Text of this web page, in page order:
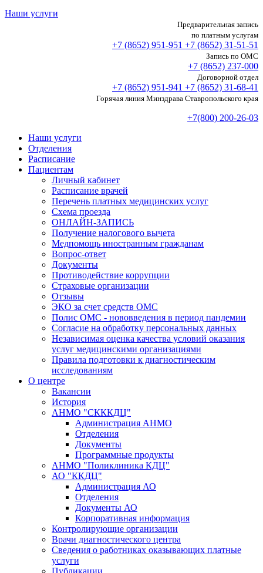
Наши услуги
Предварительная запись
по платным услугам
+7 (8652) 951-951 +7 (8652) 31-51-51
Запись по ОМС
+7 (8652) 237-000
Договорной отдел
+7 (8652) 951-941 +7 (8652) 31-68-41
Горячая линия Минздрава Ставропольского края
+7(800) 200-26-03
Наши услуги
Отделения
Расписание
Пациентам
Личный кабинет
Расписание врачей
Перечень платных медицинских услуг
Схема проезда
ОНЛАЙН-ЗАПИСЬ
Получение налогового вычета
Медпомощь иностранным гражданам
Вопрос-ответ
Документы
Противодействие коррупции
Страховые организации
Отзывы
ЭКО за счет средств ОМС
Полис ОМС - нововведения в период пандемии
Согласие на обработку персональных данных
Независимая оценка качества условий оказания
услуг медицинскими организациями
Правила подготовки к диагностическим
исследованиям
О центре
Вакансии
История
АНМО "СКККДЦ"
Администрация АНМО
Отделения
Документы
Программные продукты
АНМО "Поликлиника КДЦ"
АО "ККДЦ"
Администрация АО
Отделения
Документы АО
Корпоративная информация
Контролирующие организации
Врачи диагностического центра
Сведения о работниках оказывающих платные
услуги
Публикации